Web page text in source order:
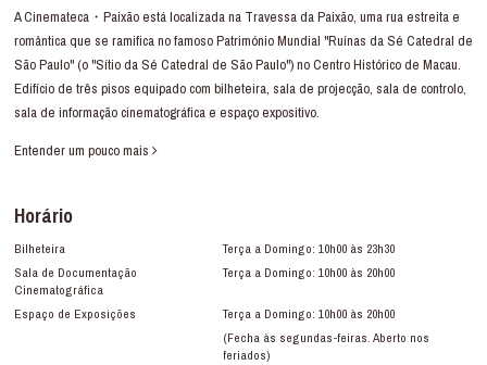
A Cinemateca・Paixão está localizada na Travessa da Paixão, uma rua estreita e
romântica que se ramifica no famoso Património Mundial "Ruínas da Sé Catedral de
São Paulo" (o "Sítio da Sé Catedral de São Paulo") no Centro Histórico de Macau.
Edifício de três pisos equipado com bilheteira, sala de projecção, sala de controlo,
sala de informação cinematográfica e espaço expositivo.
Entender um pouco mais
Horário
Bilheteira
Terça a Domingo: 10h00 às 23h30
Sala de Documentação
Cinematográfica
Terça a Domingo: 10h00 às 20h00
Espaço de Exposições
Terça a Domingo: 10h00 às 20h00
(Fecha às segundas-feiras. Aberto nos
feriados)